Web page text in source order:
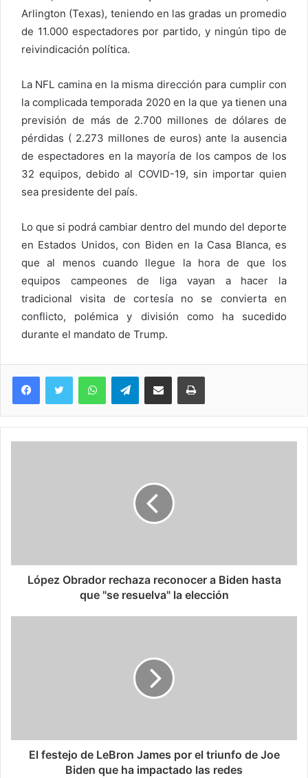
Arlington (Texas), teniendo en las gradas un promedio
de 11.000 espectadores por partido, y ningún tipo de
reivindicación política.
La NFL camina en la misma dirección para cumplir con
la complicada temporada 2020 en la que ya tienen una
previsión de más de 2.700 millones de dólares de
pérdidas ( 2.273 millones de euros) ante la ausencia
de espectadores en la mayoría de los campos de los
32 equipos, debido al COVID-19, sin importar quien
sea presidente del país.
Lo que si podrá cambiar dentro del mundo del deporte
en Estados Unidos, con Biden en la Casa Blanca, es
que al menos cuando llegue la hora de que los
equipos campeones de liga vayan a hacer la
tradicional visita de cortesía no se convierta en
conflicto, polémica y división como ha sucedido
durante el mandato de Trump.
WhatsAppTelegramCompartir via Email Imprimi
López Obrador rechaza reconocer a Biden hasta
que "se resuelva" la elección
El festejo de LeBron James por el triunfo de Joe
Biden que ha impactado las redes